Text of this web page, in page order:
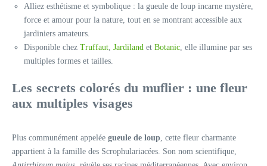
Alliez esthétisme et symbolique : la gueule de loup incarne mystère,
force et amour pour la nature, tout en se montrant accessible aux
jardiniers amateurs.
Disponible chez Truffaut, Jardiland et Botanic, elle illumine par ses
multiples formes et tailles.
Les secrets colorés du muflier : une fleur
aux multiples visages
Plus communément appelée gueule de loup, cette fleur charmante
appartient à la famille des Scrophulariacées. Son nom scientifique,